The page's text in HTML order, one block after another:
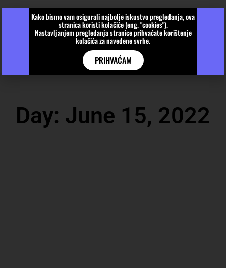
Day: June 15, 2022
Kako bismo vam osigurali najbolje iskustvo pregledanja, ova
stranica koristi kolačiće (eng. "cookies").
Nastavljanjem pregledanja stranice prihvaćate korištenje
kolačića za navedene svrhe.
PRIHVAĆAM